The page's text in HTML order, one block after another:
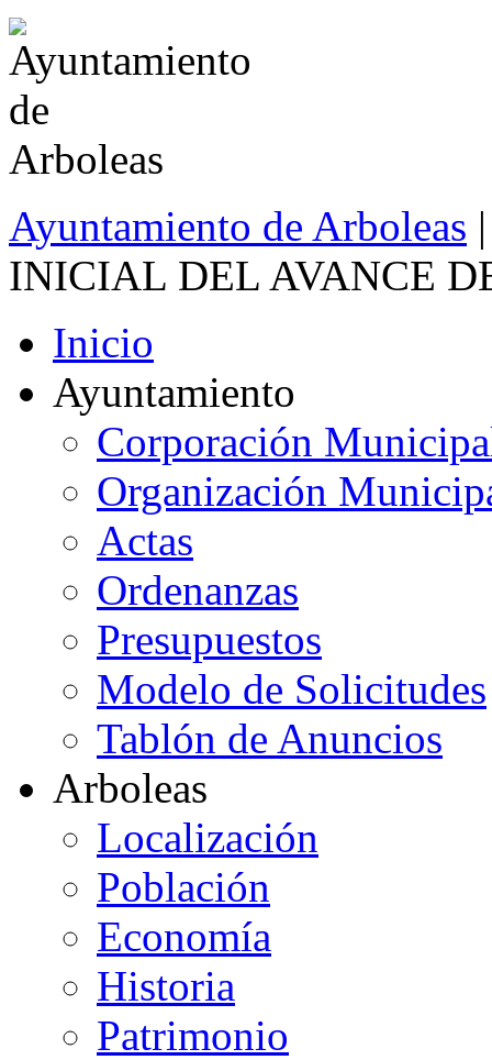
Ayuntamiento de Arboleas
INICIAL DEL AVANCE
Inicio
Ayuntamiento
Corporación
Organización
Actas
Ordenanzas
Presupuestos
Modelo de Solicitudes
Tablón de Anuncios
Arboleas
Localización
Población
Economía
Historia
Patrimonio